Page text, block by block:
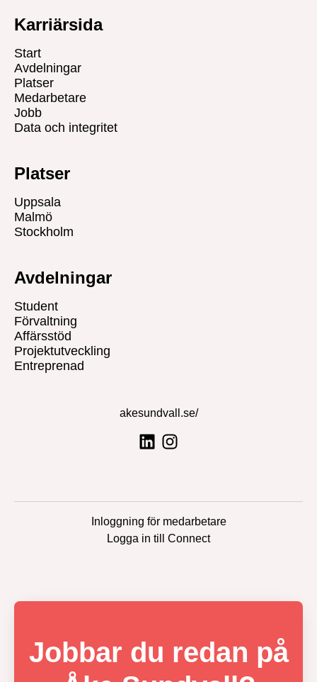
Karriärsida
Start
Avdelningar
Platser
Medarbetare
Jobb
Data och integritet
Platser
Uppsala
Malmö
Stockholm
Avdelningar
Student
Förvaltning
Affärsstöd
Projektutveckling
Entreprenad
akesundvall.se/
Inloggning för medarbetare
Logga in till Connect
Jobbar du redan på